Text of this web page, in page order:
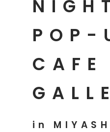
NIGHT
POP-
CAFE
in